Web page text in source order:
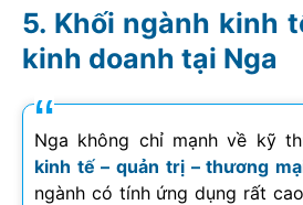
Khối ngành kinh
kinh doanh tại Nga
Nga không chỉ mạnh về kỹ
kinh tế – quản trị – thương
ngành có tính ứng dụng rất